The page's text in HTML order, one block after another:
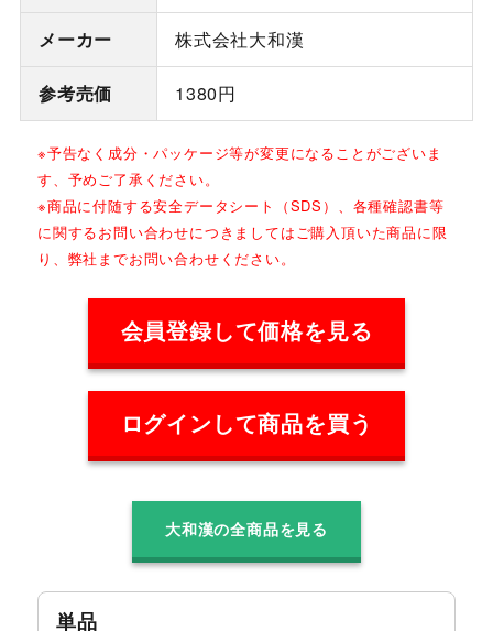
メーカー 株式会社大和漢
参考売価 1380円
※予告なく成分・パッケージ等が変更になることがございま
す、予めご了承ください。
※商品に付随する安全データシート（SDS）、各種確認書等
に関するお問い合わせにつきましてはご購入頂いた商品に限
り、弊社までお問い合わせください。
会員登録して価格を見る
ログインして商品を買う
大和漢の全商品を見る
単品